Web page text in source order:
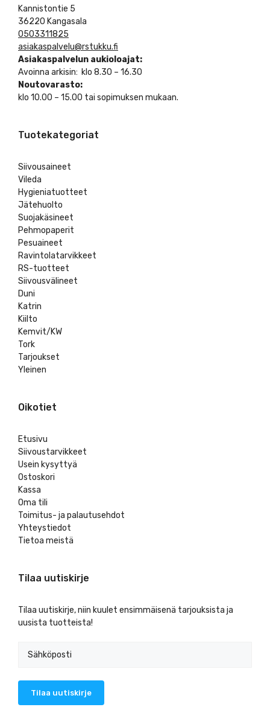
Kannistontie 5
36220 Kangasala
0503311825
asiakaspalvelu@rstukku.fi
Asiakaspalvelun aukioloajat:
Avoinna arkisin: klo 8.30 – 16.30
Noutovarasto:
klo 10.00 – 15.00 tai sopimuksen mukaan.
Tuotekategoriat
Siivousaineet
Vileda
Hygieniatuotteet
Jätehuolto
Suojakäsineet
Pehmopaperit
Pesuaineet
Ravintolatarvikkeet
RS-tuotteet
Siivousvälineet
Duni
Katrin
Kiilto
Kemvit/KW
Tork
Tarjoukset
Yleinen
Oikotiet
Etusivu
Siivoustarvikkeet
Usein kysyttyä
Ostoskori
Kassa
Oma tili
Toimitus- ja palautusehdot
Yhteystiedot
Tietoa meistä
Tilaa uutiskirje
Tilaa uutiskirje, niin kuulet ensimmäisenä tarjouksista ja
uusista tuotteista!